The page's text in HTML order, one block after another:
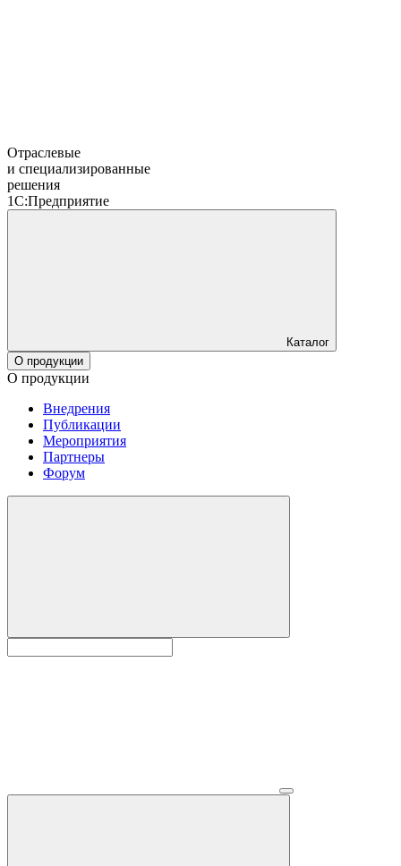
Отраслевые
и специализированные
решения
1С:Предприятие
Каталог
О продукции
О продукции
Внедрения
Публикации
Мероприятия
Партнеры
Форум